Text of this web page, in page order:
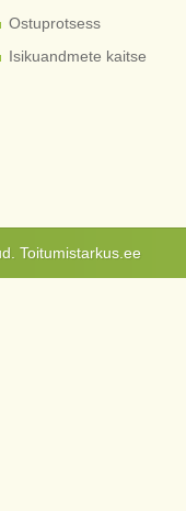
Ostuprotsess
Isikuandmete kaitse
Toitumistarkus.ee